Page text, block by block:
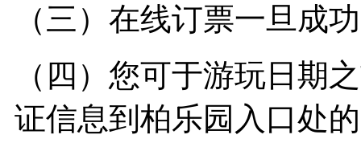
（三）在线订票一旦成
（四）您可于游玩日期
证信息到柏乐园入口处